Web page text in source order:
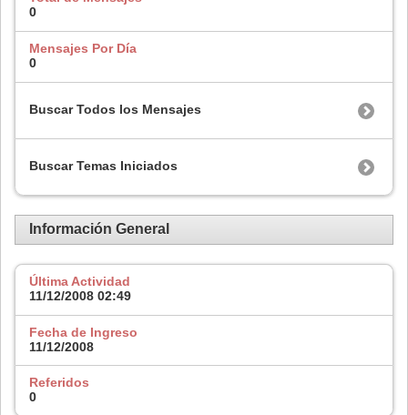
0
Mensajes Por Día
0
Buscar Todos los Mensajes
Buscar Temas Iniciados
Información General
Última Actividad
11/12/2008 02:49
Fecha de Ingreso
11/12/2008
Referidos
0